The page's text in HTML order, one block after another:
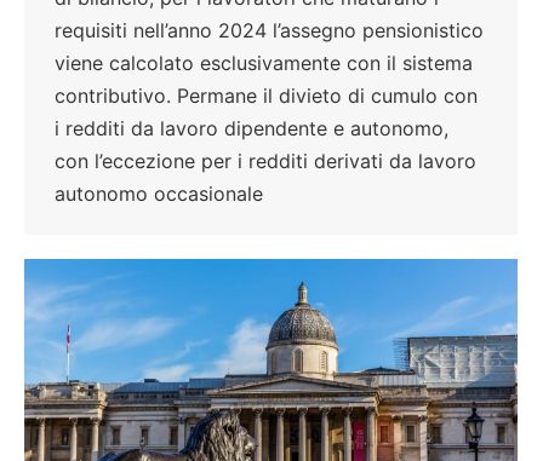
requisiti nell’anno 2024 l’assegno pensionistico
viene calcolato esclusivamente con il sistema
contributivo. Permane il divieto di cumulo con
i redditi da lavoro dipendente e autonomo,
con l’eccezione per i redditi derivati da lavoro
autonomo occasionale